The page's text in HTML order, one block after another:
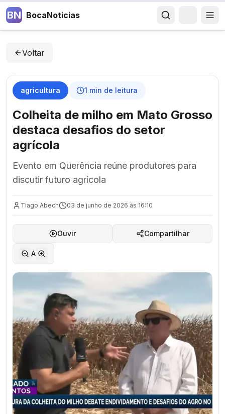
BN BocaNoticias
Voltar
agricultura 1 min de leitura
Colheita de milho em Mato Grosso
destaca desafios do setor
agrícola
Evento em Querência reúne produtores para
discutir futuro agrícola
Tiago Abech 03 de junho de 2026 às 16:10
Ouvir Compartilhar
A